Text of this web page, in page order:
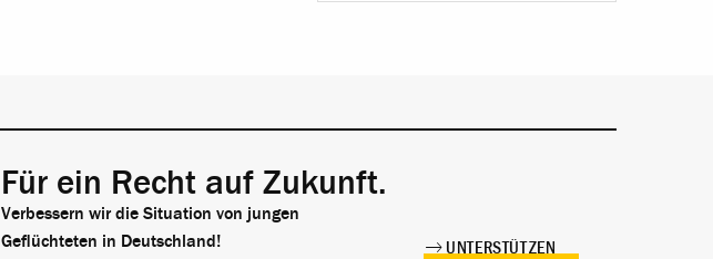
Für ein Recht auf Zukunft.
Verbessern wir die Situation von jungen
Geflüchteten in Deutschland!
UNTERSTÜTZEN